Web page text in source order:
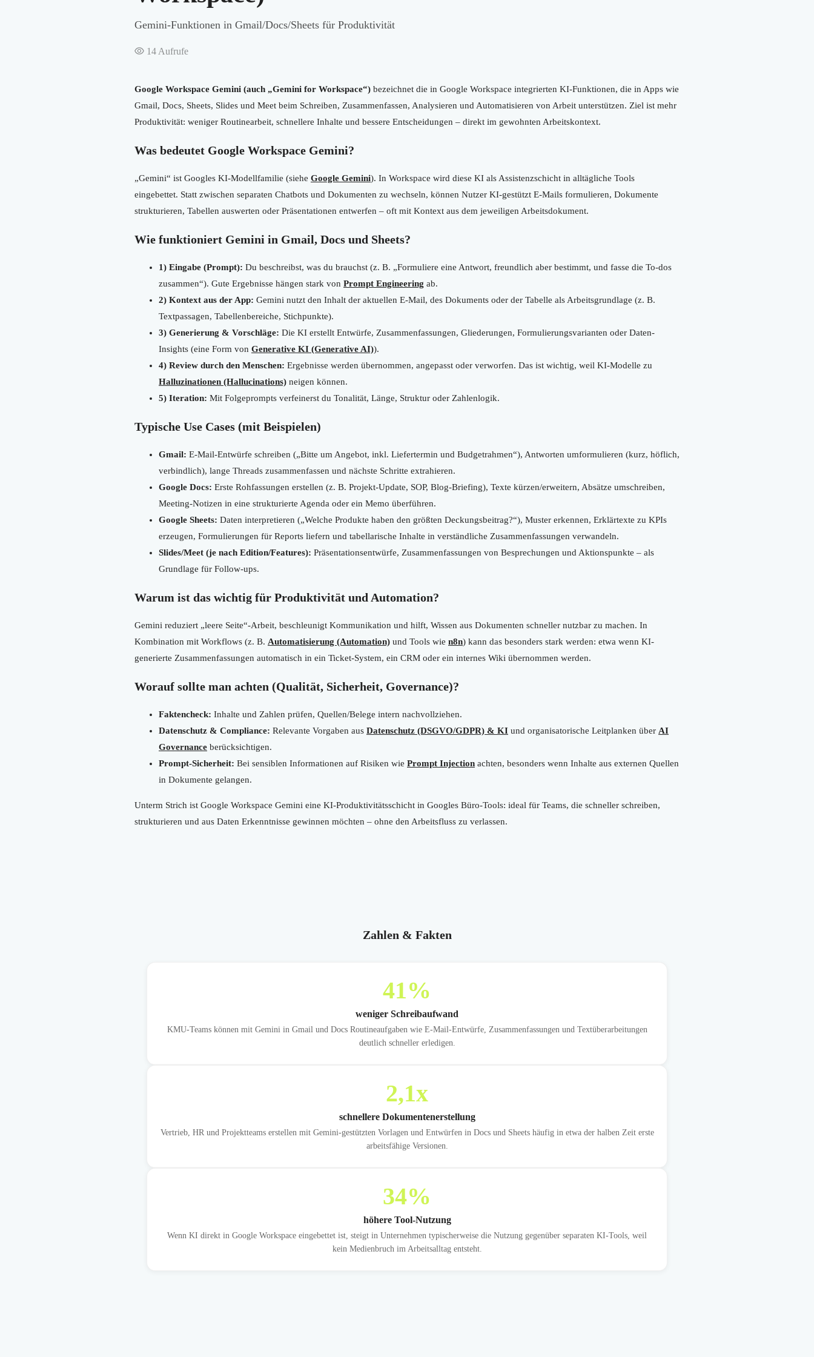
Gemini-Funktionen in Gmail/Docs/Sheets für Produktivität
14 Aufrufe
Google Workspace Gemini (auch „Gemini for Workspace“) bezeichnet die in Google Workspace integrierten KI-Funktionen, die in Apps wie
Gmail, Docs, Sheets, Slides und Meet beim Schreiben, Zusammenfassen, Analysieren und Automatisieren von Arbeit unterstützen. Ziel ist mehr
Produktivität: weniger Routinearbeit, schnellere Inhalte und bessere Entscheidungen – direkt im gewohnten Arbeitskontext.
Was bedeutet Google Workspace Gemini?
„Gemini“ ist Googles KI-Modellfamilie (siehe Google Gemini). In Workspace wird diese KI als Assistenzschicht in alltägliche Tools
eingebettet. Statt zwischen separaten Chatbots und Dokumenten zu wechseln, können Nutzer KI-gestützt E-Mails formulieren, Dokumente
strukturieren, Tabellen auswerten oder Präsentationen entwerfen – oft mit Kontext aus dem jeweiligen Arbeitsdokument.
Wie funktioniert Gemini in Gmail, Docs und Sheets?
1) Eingabe (Prompt): Du beschreibst, was du brauchst (z. B. „Formuliere eine Antwort, freundlich aber bestimmt, und fasse die To-dos
zusammen“). Gute Ergebnisse hängen stark von Prompt Engineering ab.
2) Kontext aus der App: Gemini nutzt den Inhalt der aktuellen E-Mail, des Dokuments oder der Tabelle als Arbeitsgrundlage (z. B.
Textpassagen, Tabellenbereiche, Stichpunkte).
3) Generierung & Vorschläge: Die KI erstellt Entwürfe, Zusammenfassungen, Gliederungen, Formulierungsvarianten oder Daten-
Insights (eine Form von Generative KI (Generative AI)).
4) Review durch den Menschen: Ergebnisse werden übernommen, angepasst oder verworfen. Das ist wichtig, weil KI-Modelle zu
Halluzinationen (Hallucinations) neigen können.
5) Iteration: Mit Folgeprompts verfeinerst du Tonalität, Länge, Struktur oder Zahlenlogik.
Typische Use Cases (mit Beispielen)
Gmail: E-Mail-Entwürfe schreiben („Bitte um Angebot, inkl. Liefertermin und Budgetrahmen“), Antworten umformulieren (kurz, höflich,
verbindlich), lange Threads zusammenfassen und nächste Schritte extrahieren.
Google Docs: Erste Rohfassungen erstellen (z. B. Projekt-Update, SOP, Blog-Briefing), Texte kürzen/erweitern, Absätze umschreiben,
Meeting-Notizen in eine strukturierte Agenda oder ein Memo überführen.
Google Sheets: Daten interpretieren („Welche Produkte haben den größten Deckungsbeitrag?“), Muster erkennen, Erklärtexte zu KPIs
erzeugen, Formulierungen für Reports liefern und tabellarische Inhalte in verständliche Zusammenfassungen verwandeln.
Slides/Meet (je nach Edition/Features): Präsentationsentwürfe, Zusammenfassungen von Besprechungen und Aktionspunkte – als
Grundlage für Follow-ups.
Warum ist das wichtig für Produktivität und Automation?
Gemini reduziert „leere Seite“-Arbeit, beschleunigt Kommunikation und hilft, Wissen aus Dokumenten schneller nutzbar zu machen. In
Kombination mit Workflows (z. B. Automatisierung (Automation) und Tools wie n8n) kann das besonders stark werden: etwa wenn KI-
generierte Zusammenfassungen automatisch in ein Ticket-System, ein CRM oder ein internes Wiki übernommen werden.
Worauf sollte man achten (Qualität, Sicherheit, Governance)?
Faktencheck: Inhalte und Zahlen prüfen, Quellen/Belege intern nachvollziehen.
Datenschutz & Compliance: Relevante Vorgaben aus Datenschutz (DSGVO/GDPR) & KI und organisatorische Leitplanken über AI
Governance berücksichtigen.
Prompt-Sicherheit: Bei sensiblen Informationen auf Risiken wie Prompt Injection achten, besonders wenn Inhalte aus externen Quellen
in Dokumente gelangen.
Unterm Strich ist Google Workspace Gemini eine KI-Produktivitätsschicht in Googles Büro-Tools: ideal für Teams, die schneller schreiben,
strukturieren und aus Daten Erkenntnisse gewinnen möchten – ohne den Arbeitsfluss zu verlassen.
Zahlen & Fakten
41%
weniger Schreibaufwand
KMU-Teams können mit Gemini in Gmail und Docs Routineaufgaben wie E-Mail-Entwürfe, Zusammenfassungen und Textüberarbeitungen
deutlich schneller erledigen.
2,1x
schnellere Dokumentenerstellung
Vertrieb, HR und Projektteams erstellen mit Gemini-gestützten Vorlagen und Entwürfen in Docs und Sheets häufig in etwa der halben Zeit erste
arbeitsfähige Versionen.
34%
höhere Tool-Nutzung
Wenn KI direkt in Google Workspace eingebettet ist, steigt in Unternehmen typischerweise die Nutzung gegenüber separaten KI-Tools, weil
kein Medienbruch im Arbeitsalltag entsteht.